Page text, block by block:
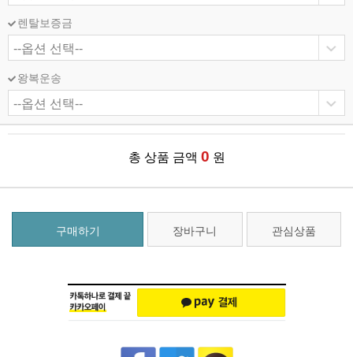
렌탈보증금
왕복운송
총 상품 금액 0 원
구매하기 장바구니 관심상품